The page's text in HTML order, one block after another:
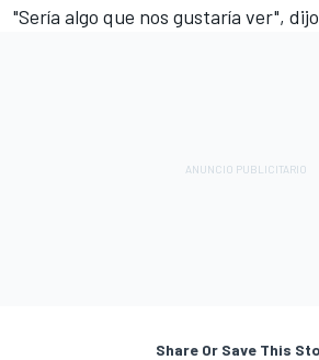
"Sería algo que nos gustaría ver",
Share Or Save This